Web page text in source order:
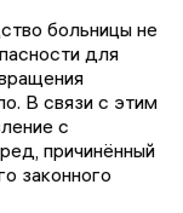
больницы не
для
В связи с этим
с
причинённый
законного